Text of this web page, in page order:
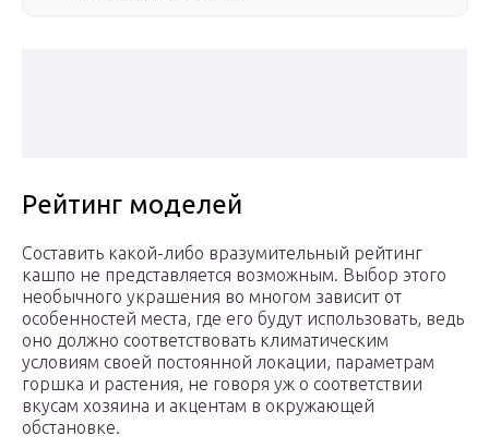
Рейтинг моделей
Составить какой-либо вразумительный рейтинг
кашпо не представляется возможным. Выбор этого
необычного украшения во многом зависит от
особенностей места, где его будут использовать, ведь
оно должно соответствовать климатическим
условиям своей постоянной локации, параметрам
горшка и растения, не говоря уж о соответствии
вкусам хозяина и акцентам в окружающей
обстановке.